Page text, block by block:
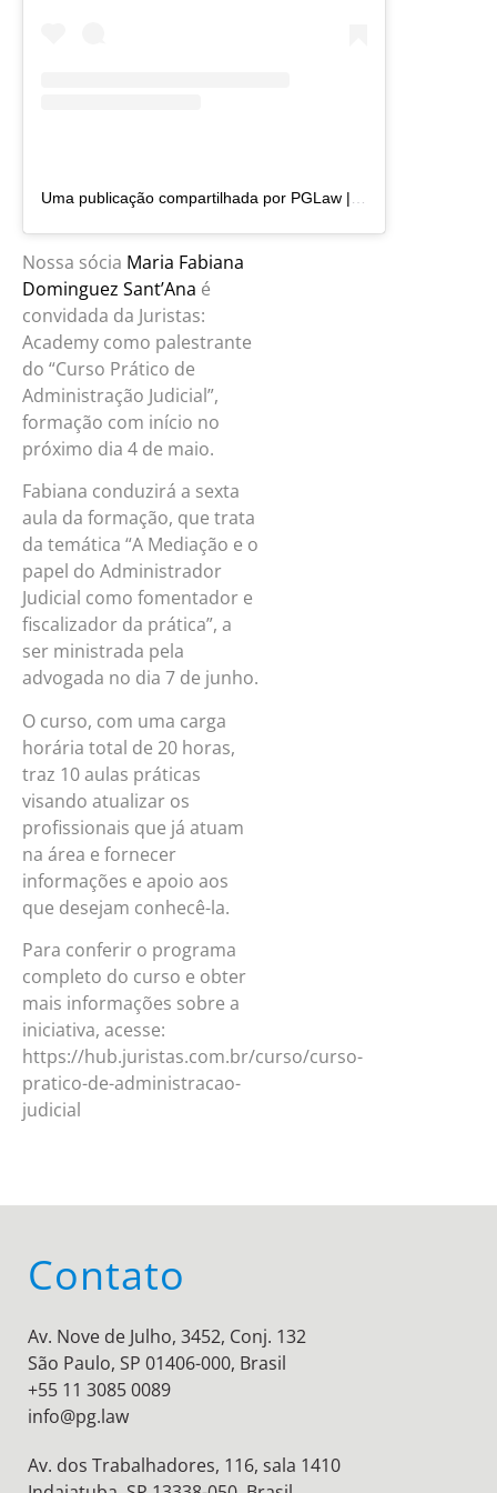
Nossa sócia Maria Fabiana
Dominguez Sant’Ana é
convidada da Juristas:
Academy como palestrante
do “Curso Prático de
Administração Judicial”,
formação com início no
próximo dia 4 de maio.
Fabiana conduzirá a sexta
aula da formação, que trata
da temática “A Mediação e o
papel do Administrador
Judicial como fomentador e
fiscalizador da prática”, a
ser ministrada pela
advogada no dia 7 de junho.
O curso, com uma carga
horária total de 20 horas,
traz 10 aulas práticas
visando atualizar os
profissionais que já atuam
na área e fornecer
informações e apoio aos
que desejam conhecê-la.
Para conferir o programa
completo do curso e obter
mais informações sobre a
iniciativa, acesse:
https://hub.juristas.com.br/curso/curso-
pratico-de-administracao-
judicial
Contato
Av. Nove de Julho, 3452, Conj. 132
São Paulo, SP 01406-000, Brasil
+55 11 3085 0089
info@pg.law
Av. dos Trabalhadores, 116, sala 1410